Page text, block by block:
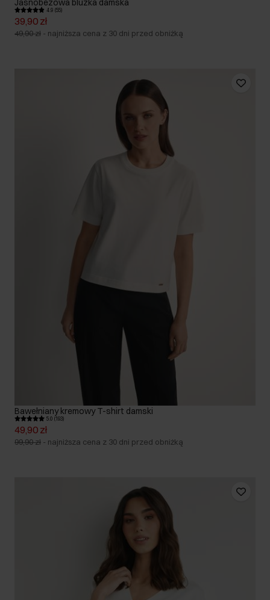
Jasnobeżowa bluzka damska
4.9 (55)
39,90 zł
49,90 zł - najniższa cena z 30 dni przed obniżką
Bawełniany kremowy T-shirt damski
5.0 (193)
49,90 zł
99,90 zł - najniższa cena z 30 dni przed obniżką